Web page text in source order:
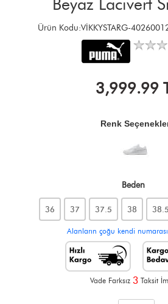
Ürün Kodu:VİKKYSTARG-
3,999.99
Renk
Beden
36 37 37.5 38 38.5
Alanların çoğu kendi
Vade Farksız 3 Taksit